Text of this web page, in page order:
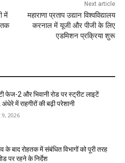
में
तक
Next article
महाराणा प्रताप उद्यान विश्वविद्यालय
करनाल में यूजी और पीजी के लिए
एडमिशन प्रक्रिया शुरू
फेज-2 और भिवानी रोड पर स्ट्रीट लाइटें
में राहगीरों की बढ़ी परेशानी
9, 2026
के बाद रोहतक में संबंधित विभागों को पूरी तरह
पर रहने के निर्देश